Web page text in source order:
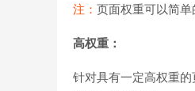
注： 页面权重可以简单
高权重：
针对具有一定高权重